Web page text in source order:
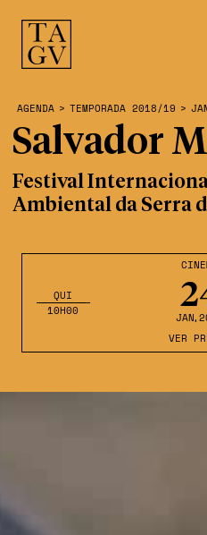
JAN
QUI
10H00
VER
AGENDA > TEMPORADA 2018/19 >
Salvador
Festival
Ambiental da Serra